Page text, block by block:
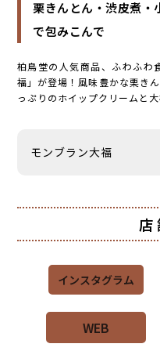
栗きんとん・渋皮煮・
で包みこんで
柏鳥堂の人気商品、ふわふわ
福」が登場！風味豊かな栗き
っぷりのホイップクリームと
モンブラン大福
インスタグラム
WEB